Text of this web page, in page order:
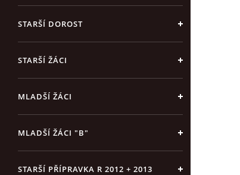
STARŠÍ DOROST
STARŠÍ ŽÁCI
MLADŠÍ ŽÁCI
MLADŠÍ ŽÁCI "B"
STARŠÍ PŘÍPRAVKA R 2012 + 2013